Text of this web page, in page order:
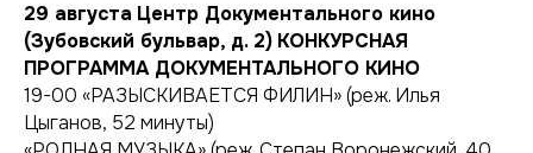
29 августа Центр Документального кино
(Зубовский бульвар, д. 2) КОНКУРСНАЯ
ПРОГРАММА ДОКУМЕНТАЛЬНОГО КИНО
19-00 «РАЗЫСКИВАЕТСЯ ФИЛИН» (реж. Илья
Цыганов, 52 минуты)